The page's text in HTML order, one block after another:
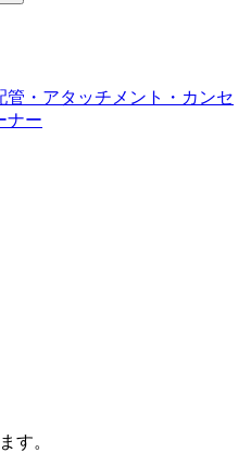
管・アタッチメント・カンセ
ナー
す。